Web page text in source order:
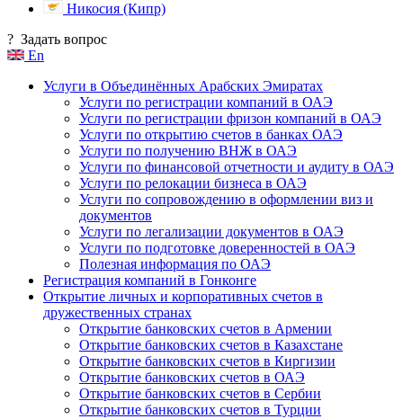
Никосия (Кипр)
? Задать вопрос
En
Услуги в Объединённых Арабских Эмиратах
Услуги по регистрации компаний в ОАЭ
Услуги по регистрации фризон компаний в ОАЭ
Услуги по открытию счетов в банках ОАЭ
Услуги по получению ВНЖ в ОАЭ
Услуги по финансовой отчетности и аудиту в ОАЭ
Услуги по релокации бизнеса в ОАЭ
Услуги по сопровождению в оформлении виз и
документов
Услуги по легализации документов в ОАЭ
Услуги по подготовке доверенностей в ОАЭ
Полезная информация по ОАЭ
Регистрация компаний в Гонконге
Открытие личных и корпоративных счетов в
дружественных странах
Открытие банковских счетов в Армении
Открытие банковских счетов в Казахстане
Открытие банковских счетов в Киргизии
Открытие банковских счетов в ОАЭ
Открытие банковских счетов в Сербии
Открытие банковских счетов в Турции